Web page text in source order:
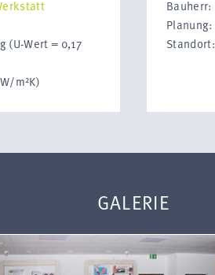
(U-Wert = 0,17
m²K)
Bauherr:
Planung:
Standort:
GALERIE